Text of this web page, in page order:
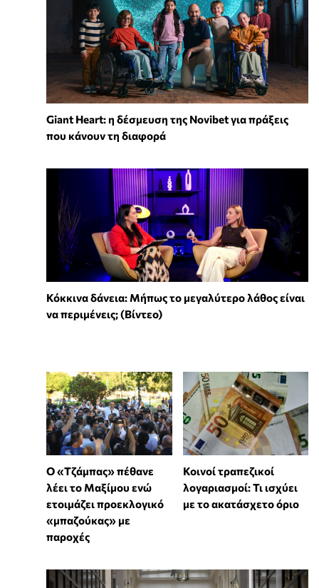
Giant Heart: η δέσμευση της Novibet για πράξεις
που κάνουν τη διαφορά
Κόκκινα δάνεια: Μήπως το μεγαλύτερο λάθος είναι
να περιμένεις; (Βίντεο)
Ο «Τζάμπας» πέθανε
λέει το Μαξίμου ενώ
ετοιμάζει προεκλογικό
«μπαζούκας» με
παροχές
Κοινοί τραπεζικοί
λογαριασμοί: Τι ισχύει
με το ακατάσχετο όριο